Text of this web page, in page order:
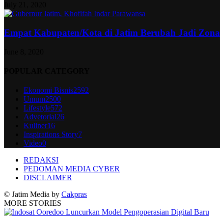
Empat Kabupaten/Kota di Jatim Berubah Jadi
Ekonomi Bisnis2592
Umum2500
Lifestyle572
Advetorial26
Kuliner16
Inspirations Story7
Video0
REDAKSI
PEDOMAN MEDIA CYBER
DISCLAIMER
© Jatim Media by Cakpras
MORE STORIES